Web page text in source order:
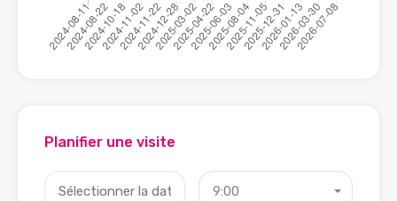
Planifier une visite
9:00